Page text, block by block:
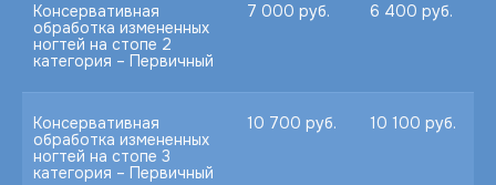
Консервативная
обработка измененных
ногтей на стопе 2
категория – Первичный
7 000 руб. 6 400 руб.
Консервативная
обработка измененных
ногтей на стопе 3
категория – Первичный
10 700 руб. 10 100 руб.